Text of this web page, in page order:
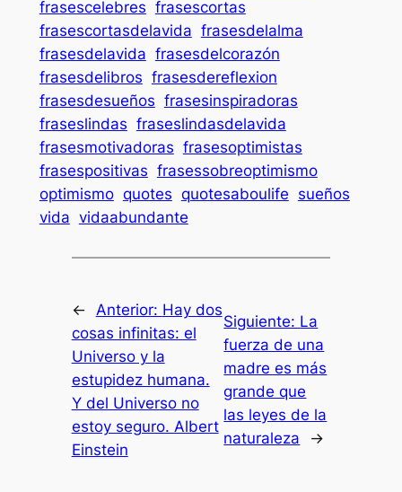
frasescelebres frasescortas
frasescortasdelavida frasesdelalma
frasesdelavida frasesdelcorazón
frasesdelibros frasesdereflexion
frasesdesueños frasesinspiradoras
fraseslindas fraseslindasdelavida
frasesmotivadoras frasesoptimistas
frasespositivas frasessobreoptimismo
optimismo quotes quotesaboulife sueños
vida vidaabundante
← Anterior: Hay dos
cosas infinitas: el
Universo y la
estupidez humana.
Y del Universo no
estoy seguro. Albert
Einstein
Siguiente: La
fuerza de una
madre es más
grande que
las leyes de la
naturaleza
→